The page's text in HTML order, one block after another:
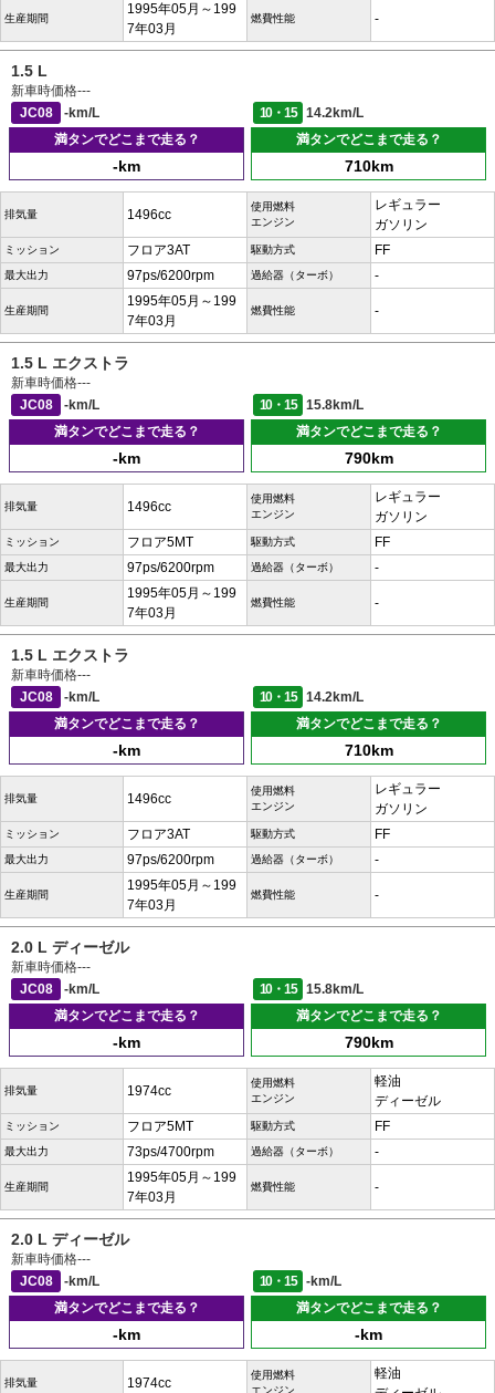
生産期間
1995年05月～199
7年03月
燃費性能 -
1.5 L
新車時価格---
JC08
-km/L 10・15
14.2km/L
満タンでどこまで走る？
-km
満タンでどこまで走る？
710km
排気量 1496cc
使用燃料
エンジン
レギュラー
ガソリン
ミッション フロア3AT 駆動方式 FF
最大出力 97ps/6200rpm 過給器（ターボ） -
生産期間
1995年05月～199
7年03月
燃費性能 -
1.5 L エクストラ
新車時価格---
JC08
-km/L 10・15
15.8km/L
満タンでどこまで走る？
-km
満タンでどこまで走る？
790km
排気量 1496cc
使用燃料
エンジン
レギュラー
ガソリン
ミッション フロア5MT 駆動方式 FF
最大出力 97ps/6200rpm 過給器（ターボ） -
生産期間
1995年05月～199
7年03月
燃費性能 -
1.5 L エクストラ
新車時価格---
JC08
-km/L 10・15
14.2km/L
満タンでどこまで走る？
-km
満タンでどこまで走る？
710km
排気量 1496cc
使用燃料
エンジン
レギュラー
ガソリン
ミッション フロア3AT 駆動方式 FF
最大出力 97ps/6200rpm 過給器（ターボ） -
生産期間
1995年05月～199
7年03月
燃費性能 -
2.0 L ディーゼル
新車時価格---
JC08
-km/L 10・15
15.8km/L
満タンでどこまで走る？
-km
満タンでどこまで走る？
790km
排気量 1974cc
使用燃料
エンジン
軽油
ディーゼル
ミッション フロア5MT 駆動方式 FF
最大出力 73ps/4700rpm 過給器（ターボ） -
生産期間
1995年05月～199
7年03月
燃費性能 -
2.0 L ディーゼル
新車時価格---
JC08
-km/L 10・15
-km/L
満タンでどこまで走る？
-km
満タンでどこまで走る？
-km
排気量 1974cc
使用燃料
エンジン
軽油